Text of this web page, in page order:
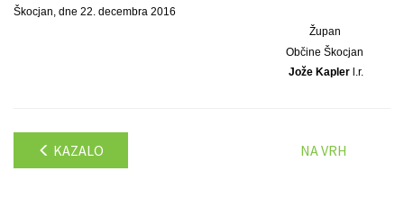
Škocjan, dne 22. decembra 2016
Župan
Občine Škocjan
Jože Kapler l.r.
KAZALO NA VRH